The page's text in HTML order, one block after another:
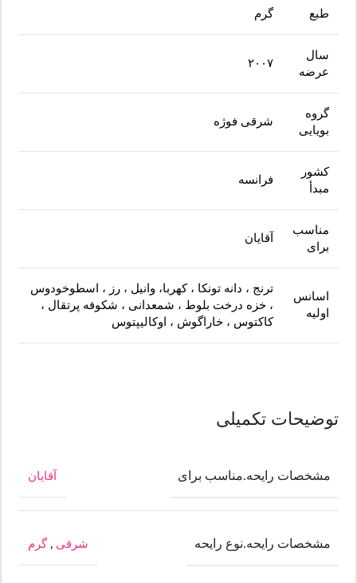
طبع گرم
سال
عرضه
۲۰۰۷
گروه
بویایی
شرقی فوژه
کشور
مبدأ
فرانسه
مناسب
برای
آقایان
اسانس
اولیه
ترنج ، دانه تونکا ، کهربا، وانیل ، رز ، اسطوخودوس
، خزه درخت بلوط ، شمعدانی ، شکوفه پرتقال ،
کاکتوس ، خاراگوش ، اوکالیپتوس
توضیحات تکمیلی
مشخصات رایحه.مناسب برای آقایان
مشخصات رایحه.نوع رایحه شرقی , گرم